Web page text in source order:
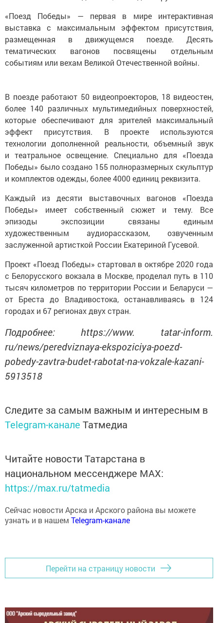
«Поезд Победы» — первая в мире интерактивная
выставка с максимальным эффектом присутствия,
размещенная в движущемся поезде. Десять
тематических вагонов посвящены отдельным
событиям или вехам Великой Отечественной войны.
В поезде работают 50 видеопроекторов, 18 видеостен,
более 140 различных мультимедийных поверхностей,
которые обеспечивают для зрителей максимальный
эффект присутствия. В проекте используются
технологии дополненной реальности, объемный звук
и театральное освещение. Специально для «Поезда
Победы» было создано 155 полноразмерных скульптур
и комплектов одежды, более 4000 единиц реквизита.
Каждый из десяти выставочных вагонов «Поезда
Победы» имеет собственный сюжет и тему. Все
эпизоды экспозиции связаны единым
художественным аудиорассказом, озвученным
заслуженной артисткой России Екатериной Гусевой.
Проект «Поезд Победы» стартовал в октябре 2020 года
с Белорусского вокзала в Москве, проделал путь в 110
тысяч километров по территории России и Беларуси —
от Бреста до Владивостока, останавливаясь в 124
городах и 67 регионах двух стран.
Подробнее: https://www. tatar-inform.
ru/news/peredviznaya-ekspoziciya-poezd-
pobedy-zavtra-budet-rabotat-na-vokzale-kazani-
5913518
Следите за самым важным и интересным в
Telegram-канале Татмедиа
Читайте новости Татарстана в
национальном мессенджере MАХ:
https://max.ru/tatmedia
Сейчас новости Арска и Арского района вы можете
узнать и в нашем Telegram-канале
Перейти на страницу новости